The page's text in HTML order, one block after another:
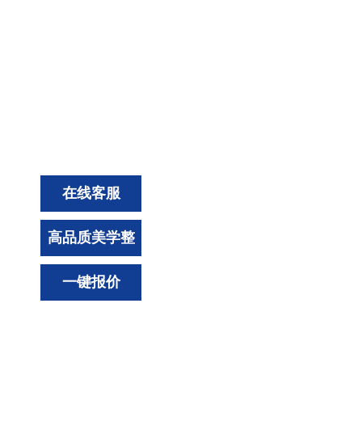
在线客服
高品质美学整
装
一键报价